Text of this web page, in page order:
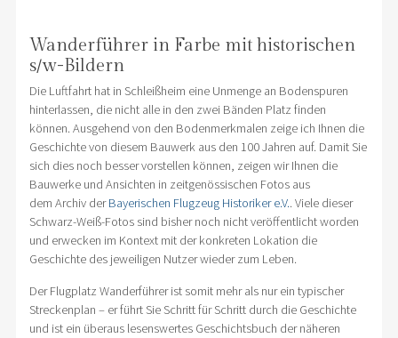
Wanderführer in Farbe mit historischen
s/w-Bildern
Die Luftfahrt hat in Schleißheim eine Unmenge an Bodenspuren
hinterlassen, die nicht alle in den zwei Bänden Platz finden
können. Ausgehend von den Bodenmerkmalen zeige ich Ihnen die
Geschichte von diesem Bauwerk aus den 100 Jahren auf. Damit Sie
sich dies noch besser vorstellen können, zeigen wir Ihnen die
Bauwerke und Ansichten in zeitgenössischen Fotos aus
dem Archiv derBayerischen Flugzeug Historiker e.V.. Viele dieser
Schwarz-Weiß-Fotos sind bisher noch nicht veröffentlicht worden
und erwecken im Kontext mit der konkreten Lokation die
Geschichte des jeweiligen Nutzer wieder zum Leben.
Der Flugplatz Wanderführer ist somit mehr als nur ein typischer
Streckenplan – er führt Sie Schritt für Schritt durch die Geschichte
und ist ein überaus lesenswertes Geschichtsbuch der näheren